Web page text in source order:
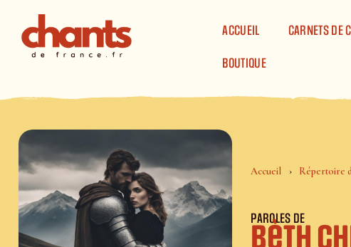
ACCUEIL CARNETS DE
BOUTIQUE
Accueil Répertoire
PAROLES DE
Bèth